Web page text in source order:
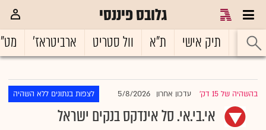
גלובס פיננסי
ראשי תיק אישי ת"א וול סטריט ארביטראז'
בהשהיה של 15 דק' |עדכון אחרון 5/8/2026 לצפות בנתונים ללא השהיה
אי.בי.אי. סל אינדקס בנקים ישראל